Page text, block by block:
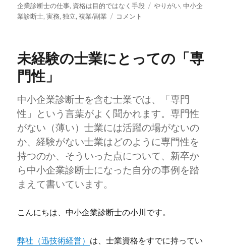
稿
者
稿
日:
テ
企業診断士の仕事, 資格は目的ではなく手段
タ
やりがい,中小企
業診断士,実務,独立,複業/副業
「副
と
中
小
業
診
断
に
コメント
未経験の士業にとっての「専
門性」
中小企業診断士を含む士業では、「専門
性」という言葉がよく聞かれます。専門性
がない（薄い）士業には活躍の場がないの
か、経験がない士業はどのように専門性を
持つのか、そういった点について、新卒か
ら中小企業診断士になった自分の事例を踏
まえて書いています。
こんにちは、中小企業診断士の小川です。
弊社（迅技術経営） は、士業資格をすでに持ってい